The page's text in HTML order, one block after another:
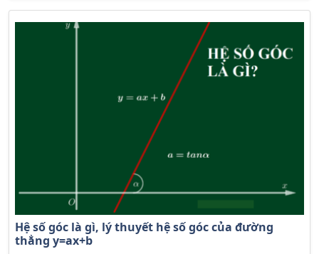
Hệ số góc là gì, lý thuyết hệ số góc của đường
thẳng y=ax+b